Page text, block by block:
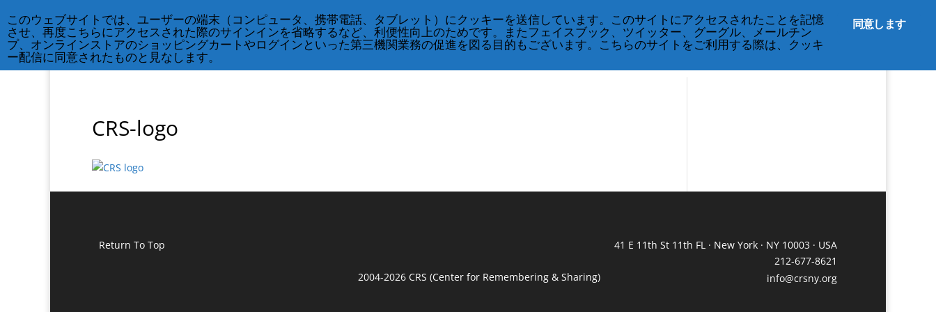
info@crsny.org
CRS-logo
Return To Top
2004-2026 CRS (Center for Remembering & Sharing)
41 E 11th St 11th FL · New York · NY 10003 · USA
212-677-8621
info@crsny.org
同意します
このウェブサイトでは、ユーザーの端末（コンピュータ、携帯電話、タブレット）にクッキーを送信しています。このサイトにアクセスされたことを記憶
させ、再度こちらにアクセスされた際のサインインを省略するなど、利便性向上のためです。またフェイスブック、ツイッター、グーグル、メールチン
プ、オンラインストアのショッピングカートやログインといった第三機関業務の促進を図る目的もございます。こちらのサイトをご利用する際は、クッキ
ー配信に同意されたものと見なします。